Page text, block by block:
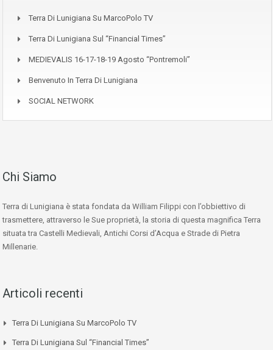
Terra Di Lunigiana Su MarcoPolo TV
Terra Di Lunigiana Sul “Financial Times”
MEDIEVALIS 16-17-18-19 Agosto “Pontremoli”
Benvenuto In Terra Di Lunigiana
SOCIAL NETWORK
Chi Siamo
Terra di Lunigiana è stata fondata da William Filippi con l’obbiettivo di
trasmettere, attraverso le Sue proprietà, la storia di questa magnifica Terra
situata tra Castelli Medievali, Antichi Corsi d’Acqua e Strade di Pietra
Millenarie.
Articoli recenti
Terra Di Lunigiana Su MarcoPolo TV
Terra Di Lunigiana Sul “Financial Times”